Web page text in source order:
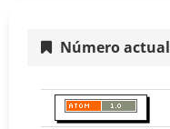
Número actual